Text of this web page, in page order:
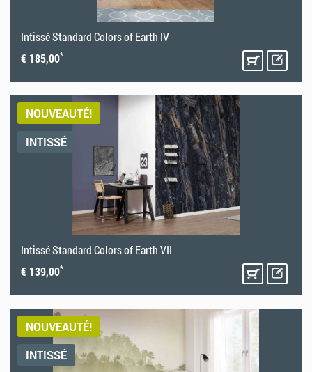
Intissé Standard Colors of Earth IV
€ 185,00*
NOUVEAUTÉ!
INTISSÉ
Intissé Standard Colors of Earth VII
€ 139,00*
NOUVEAUTÉ!
INTISSÉ